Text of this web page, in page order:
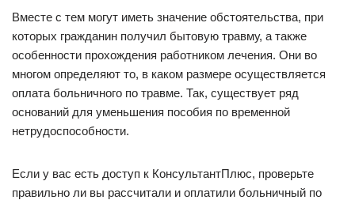
Вместе с тем могут иметь значение обстоятельства, при
которых гражданин получил бытовую травму, а также
особенности прохождения работником лечения. Они во
многом определяют то, в каком размере осуществляется
оплата больничного по травме. Так, существует ряд
оснований для уменьшения пособия по временной
нетрудоспособности.
Если у вас есть доступ к КонсультантПлюс, проверьте
правильно ли вы рассчитали и оплатили больничный по